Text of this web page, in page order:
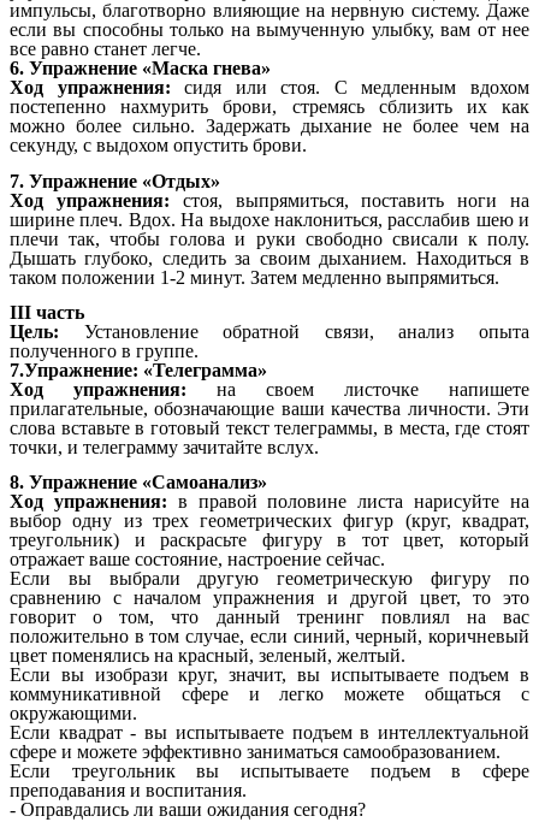
импульсы, благотворно влияющие на нервную систему. Даже
если вы способны только на вымученную улыбку, вам от нее
все равно станет легче.
6. Упражнение «Маска гнева»
Ход упражнения: сидя или стоя. С медленным вдохом
постепенно нахмурить брови, стремясь сблизить их как
можно более сильно. Задержать дыхание не более чем на
секунду, с выдохом опустить брови.
7. Упражнение «Отдых»
Ход упражнения: стоя, выпрямиться, поставить ноги на
ширине плеч. Вдох. На выдохе наклониться, расслабив шею и
плечи так, чтобы голова и руки свободно свисали к полу.
Дышать глубоко, следить за своим дыханием. Находиться в
таком положении 1-2 минут. Затем медленно выпрямиться.
III часть
Цель: Установление обратной связи, анализ опыта
полученного в группе.
7.Упражнение: «Телеграмма»
Ход упражнения: на своем листочке напишете
прилагательные, обозначающие ваши качества личности. Эти
слова вставьте в готовый текст телеграммы, в места, где стоят
точки, и телеграмму зачитайте вслух.
8. Упражнение «Самоанализ»
Ход упражнения: в правой половине листа нарисуйте на
выбор одну из трех геометрических фигур (круг, квадрат,
треугольник) и раскрасьте фигуру в тот цвет, который
отражает ваше состояние, настроение сейчас.
Если вы выбрали другую геометрическую фигуру по
сравнению с началом упражнения и другой цвет, то это
говорит о том, что данный тренинг повлиял на вас
положительно в том случае, если синий, черный, коричневый
цвет поменялись на красный, зеленый, желтый.
Если вы изобрази круг, значит, вы испытываете подъем в
коммуникативной сфере и легко можете общаться с
окружающими.
Если квадрат - вы испытываете подъем в интеллектуальной
сфере и можете эффективно заниматься самообразованием.
Если треугольник вы испытываете подъем в сфере
преподавания и воспитания.
- Оправдались ли ваши ожидания сегодня?